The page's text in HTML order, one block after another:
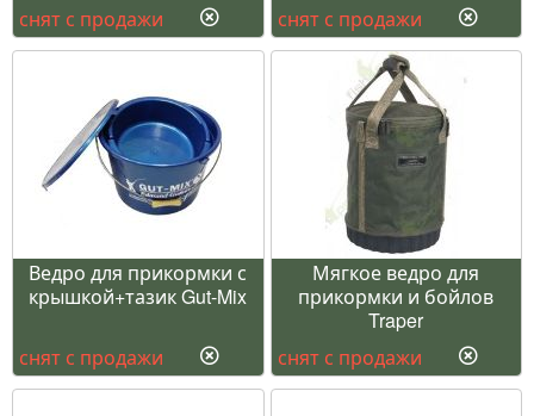
снят с продажи
снят с продажи
Ведро для прикормки с
крышкой+тазик Gut-Mix
снят с продажи
Мягкое ведро для
прикормки и бойлов
Traper
снят с продажи